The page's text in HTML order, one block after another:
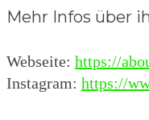
Mehr Infos über
Webseite: https://
Instagram: https://